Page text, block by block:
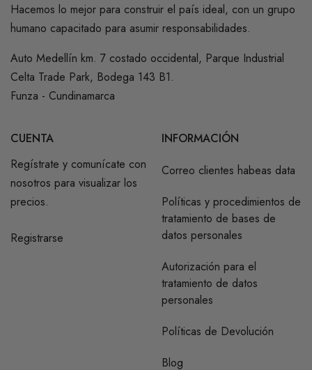
Hacemos lo mejor para construir el país ideal, con un grupo
humano capacitado para asumir responsabilidades.
Auto Medellín km. 7 costado occidental, Parque Industrial
Celta Trade Park, Bodega 143 B1.
Funza - Cundinamarca
CUENTA
Regístrate y comunícate con
nosotros para visualizar los
precios.
Registrarse
INFORMACIÓN
Correo clientes habeas data
Políticas y procedimientos de
tratamiento de bases de
datos personales
Autorización para el
tratamiento de datos
personales
Políticas de Devolución
Blog